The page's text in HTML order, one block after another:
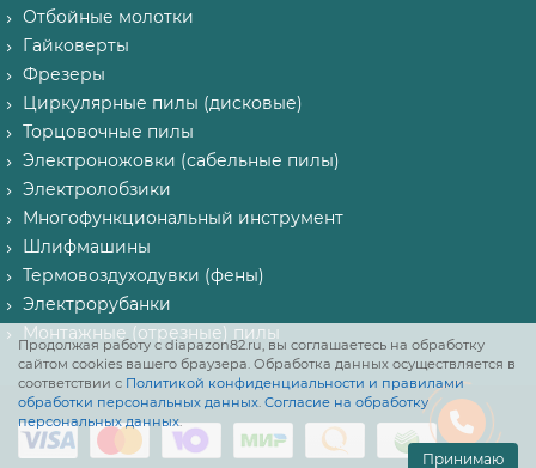
Продолжая работу с diapazon82.ru, вы соглашаетесь на обработку
сайтом cookies вашего браузера. Обработка данных осуществляется в
соответствии с Политикой конфиденциальности и правилами
обработки персональных данных. Согласие на обработку
персональных данных.
Принимаю
Отбойные молотки
Гайковерты
Фрезеры
Циркулярные пилы (дисковые)
Торцовочные пилы
Электроножовки (сабельные пилы)
Электролобзики
Многофункциональный инструмент
Шлифмашины
Термовоздуходувки (фены)
Электрорубанки
Монтажные (отрезные) пилы